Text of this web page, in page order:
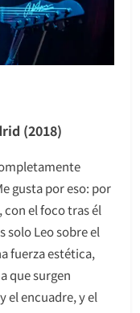
(2018)
gusta por eso: por
el foco tras él
solo Leo sobre el
fuerza estética,
que surgen
el encuadre, y el